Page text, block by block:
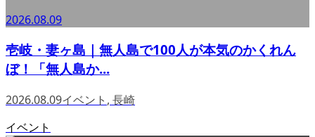
2026.08.09
壱岐・妻ヶ島｜無人島で100人が本気のかくれん
ぼ！「無人島か...
2026.08.09イベント , 長崎
イベント